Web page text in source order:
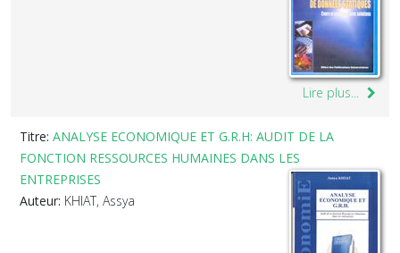
Lire plus...
Titre: ANALYSE ECONOMIQUE ET G.R.H: AUDIT DE LA
FONCTION RESSOURCES HUMAINES DANS LES
ENTREPRISES
Auteur: KHIAT, Assya